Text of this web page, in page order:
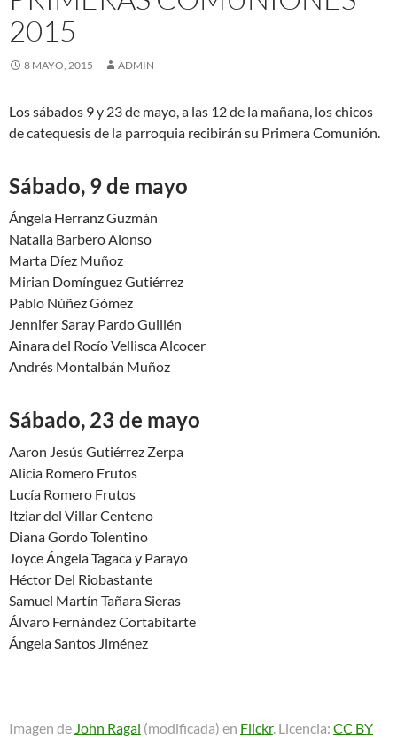
2015
8 MAYO, 2015 ADMIN
Los sábados 9 y 23 de mayo, a las 12 de la mañana, los chicos
de catequesis de la parroquia recibirán su Primera Comunión.
Sábado, 9 de mayo
Ángela Herranz Guzmán
Natalia Barbero Alonso
Marta Díez Muñoz
Mirian Domínguez Gutiérrez
Pablo Núñez Gómez
Jennifer Saray Pardo Guillén
Ainara del Rocío Vellisca Alcocer
Andrés Montalbán Muñoz
Sábado, 23 de mayo
Aaron Jesús Gutiérrez Zerpa
Alicia Romero Frutos
Lucía Romero Frutos
Itziar del Villar Centeno
Diana Gordo Tolentino
Joyce Ángela Tagaca y Parayo
Héctor Del Riobastante
Samuel Martín Tañara Sieras
Álvaro Fernández Cortabitarte
Ángela Santos Jiménez
Imagen de John Ragai (modificada) en Flickr. Licencia: CC BY